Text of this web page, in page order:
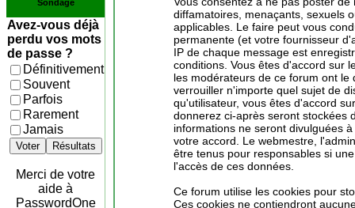
Sondage
Avez-vous déjà
perdu vos mots
de passe ?
Définitivement
Souvent
Parfois
Rarement
Jamais
Voter Résultats
Merci de votre
aide à
PasswordOne
diffamatoires, menaçants, sexuels
applicables. Le faire peut vous
permanente (et votre fournisseur
IP de chaque message est
conditions. Vous êtes d'accord sur
les modérateurs de ce forum ont
verrouiller n'importe quel sujet de
qu'utilisateur, vous êtes d'accord
donnerez ci-après seront stockées
informations ne seront divulguées
votre accord. Le webmestre,
être tenus pour responsables si
l'accès de ces données.
Ce forum utilise les cookies pour
Ces cookies ne contiendront